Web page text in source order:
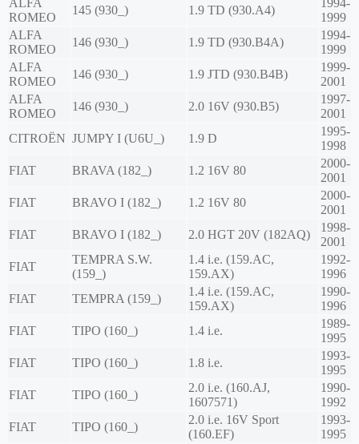
ALFA
ROMEO
145 (930_) 1.9 TD (930.A4)
1994-
1999
ALFA
ROMEO
146 (930_) 1.9 TD (930.B4A)
1994-
1999
ALFA
ROMEO
146 (930_) 1.9 JTD (930.B4B)
1999-
2001
ALFA
ROMEO
146 (930_) 2.0 16V (930.B5)
1997-
2001
CITROËN JUMPY I (U6U_) 1.9 D
1995-
1998
FIAT
BRAVA (182_) 1.2 16V 80
2000-
2001
FIAT
BRAVO I (182_) 1.2 16V 80
2000-
2001
FIAT
BRAVO I (182_) 2.0 HGT 20V (182AQ)
1998-
2001
FIAT
TEMPRA S.W.
(159_)
1.4 i.e. (159.AC,
159.AX)
1992-
1996
FIAT
TEMPRA (159_)
1.4 i.e. (159.AC,
159.AX)
1990-
1996
FIAT
TIPO (160_) 1.4 i.e.
1989-
1995
FIAT
TIPO (160_) 1.8 i.e.
1993-
1995
FIAT
TIPO (160_)
2.0 i.e. (160.AJ,
1607571)
1990-
1992
FIAT
TIPO (160_)
2.0 i.e. 16V Sport
(160.EF)
1993-
1995